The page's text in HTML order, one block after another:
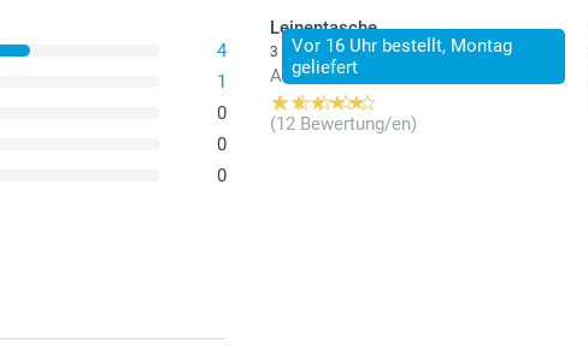
4
1
0
0
0
Vor 16 Uhr bestellt, Montag
geliefert
Leinentasche
3 Varianten
Ab 16.95
(12 Bewertung/en)